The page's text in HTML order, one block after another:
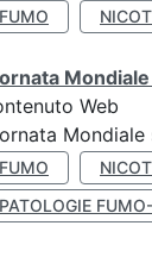
FUMO
Web
FUMO
PATOLOGIE